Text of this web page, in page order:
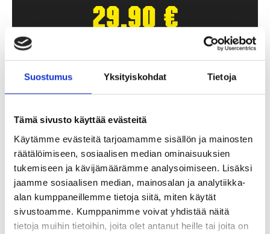
Suostumus Yksityiskohdat Tietoja
Tämä sivusto käyttää evästeitä
Käytämme evästeitä tarjoamamme sisällön ja mainosten
räätälöimiseen, sosiaalisen median ominaisuuksien
tukemiseen ja kävijämäärämme analysoimiseen. Lisäksi
jaamme sosiaalisen median, mainosalan ja analytiikka-
alan kumppaneillemme tietoja siitä, miten käytät
sivustoamme. Kumppanimme voivat yhdistää näitä
tietoja muihin tietoihin, joita olet antanut heille tai joita on
29,90€
Lägg Till I Varukorg